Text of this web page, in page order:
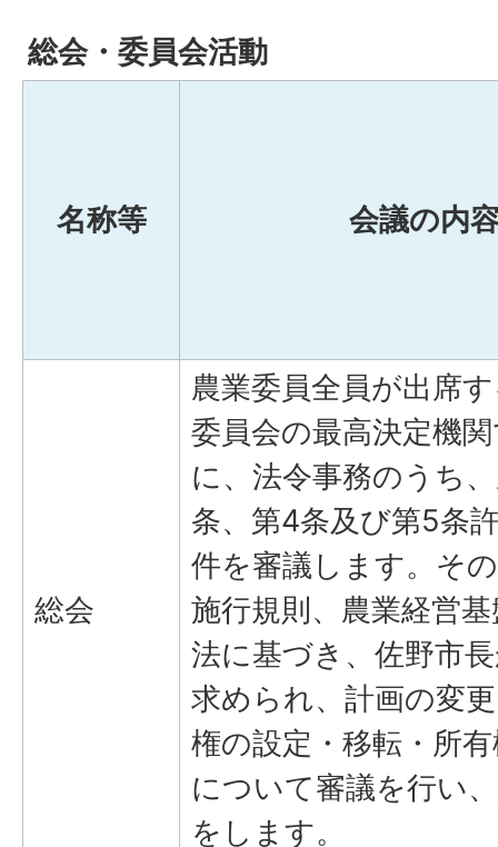
総会・委員会活動
名称等 会議の内
総会
農業委員全員が出席
委員会の最高決定機
に、法令事務のうち
条、第4条及び第5条
件を審議します。そ
施行規則、農業経営
法に基づき、佐野市
求められ、計画の変
権の設定・移転・所
について審議を行い
をします。